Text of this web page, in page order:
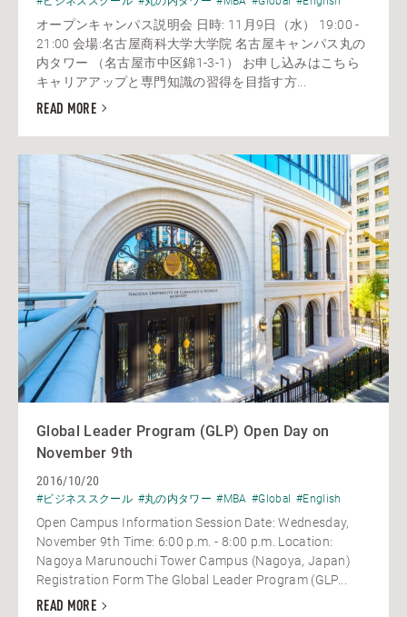
オープンキャンパス説明会 日時: 11月9日（水） 19:00 -
21:00 会場:名古屋商科大学大学院 名古屋キャンパス丸の
内タワー （名古屋市中区錦1-3-1） お申し込みはこちら
キャリアアップと専門知識の習得を目指す方...
READ MORE
Global Leader Program (GLP) Open Day on
November 9th
2016/10/20
#ビジネススクール #丸の内タワー #MBA #Global #English
Open Campus Information Session Date: Wednesday,
November 9th Time: 6:00 p.m. - 8:00 p.m. Location:
Nagoya Marunouchi Tower Campus (Nagoya, Japan)
Registration Form The Global Leader Program (GLP...
READ MORE